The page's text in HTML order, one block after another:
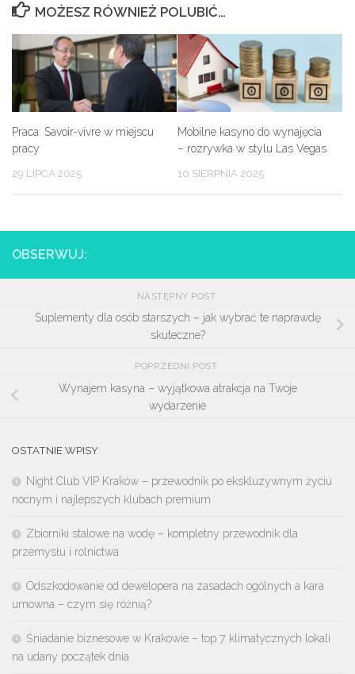
MOŻESZ RÓWNIEŻ POLUBIĆ…
Praca: Savoir-vivre w miejscu
pracy
29 LIPCA 2025
Mobilne kasyno do wynajęcia
– rozrywka w stylu Las Vegas
10 SIERPNIA 2025
OBSERWUJ:
NASTĘPNY POST
Suplementy dla osób starszych – jak wybrać te naprawdę
skuteczne?
POPRZEDNI POST
Wynajem kasyna – wyjątkowa atrakcja na Twoje
wydarzenie
OSTATNIE WPISY
Night Club VIP Kraków – przewodnik po ekskluzywnym życiu
nocnym i najlepszych klubach premium
Zbiorniki stalowe na wodę – kompletny przewodnik dla
przemysłu i rolnictwa
Odszkodowanie od dewelopera na zasadach ogólnych a kara
umowna – czym się różnią?
Śniadanie biznesowe w Krakowie – top 7 klimatycznych lokali
na udany początek dnia